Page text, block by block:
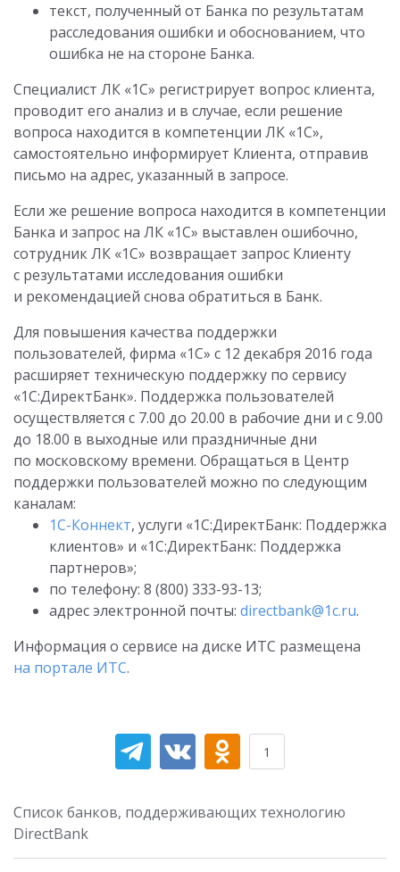
текст, полученный от Банка по результатам
расследования ошибки и обоснованием, что
ошибка не на стороне Банка.
Специалист ЛК «1С» регистрирует вопрос клиента,
проводит его анализ и в случае, если решение
вопроса находится в компетенции ЛК «1С»,
самостоятельно информирует Клиента, отправив
письмо на адрес, указанный в запросе.
Если же решение вопроса находится в компетенции
Банка и запрос на ЛК «1С» выставлен ошибочно,
сотрудник ЛК «1С» возвращает запрос Клиенту
с результатами исследования ошибки
и рекомендацией снова обратиться в Банк.
Для повышения качества поддержки
пользователей, фирма «1С» с 12 декабря 2016 года
расширяет техническую поддержку по сервису
«1С:ДиректБанк». Поддержка пользователей
осуществляется с 7.00 до 20.00 в рабочие дни и с 9.00
до 18.00 в выходные или праздничные дни
по московскому времени. Обращаться в Центр
поддержки пользователей можно по следующим
каналам:
1С-Коннект, услуги «1С:ДиректБанк: Поддержка
клиентов» и «1С:ДиректБанк: Поддержка
партнеров»;
по телефону: 8 (800) 333-93-13;
адрес электронной почты: directbank@1c.ru.
Информация о сервисе на диске ИТС размещена
на портале ИТС.
1
Список банков, поддерживающих технологию
DirectBank